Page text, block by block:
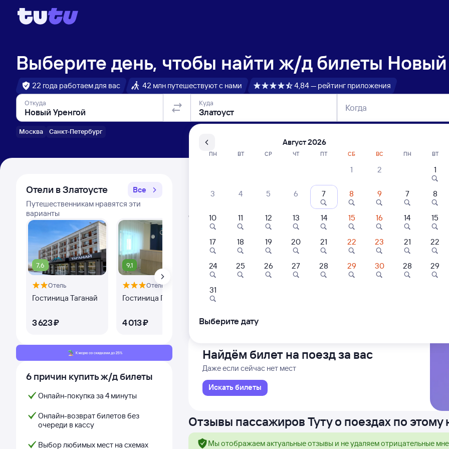
Выберите день, чтобы найти ж/д билеты Новый
22 года работаем для вас 42 млн путешествуют с нами 4,84 — рейтинг приложения
Откуда
Москва Санкт-Петербург
Куда Когда
Отели в Златоусте
Все
Путешественникам нравятся эти
варианты
7,6
Отель
Гостиница Таганай
3 ⁠623 ⁠₽
9,1
Отель
Гостиница Парус
4 ⁠013 ⁠₽
Гостевой дом на
2 ⁠700 ⁠₽
8,8
6 причин купить ж/д билеты
Онлайн-покупка за 4 минуты
Онлайн-возврат билетов без
очереди в кассу
Выбор любимых мест на схемах
Расписание поездов Новый Уренгой —
Расписание поездов Златоуст — Новый Уренгой
Открыта продажа билетов на 4 ноября. Отправление и прибытие по местному
331Й Проходящий
Новый Уренгой
22:15 16:48
Найдём билет на поезд за вас
Даже если сейчас нет мест
Искать билеты
Отзывы пассажиров Туту о поездах по
Мы отображаем актуальные отзывы и не удаляем отрицательные
Август 2026
ПН ВТ СР ЧТ ПТ СБ ВС
1 2
3 4 5 6 7 8 9
10 11 12 13 14 15 16
17 18 19 20 21 22 23
24 25 26 27 28 29 30
31
ПН ВТ
1
7 8
14 15
21 22
28 29
Выберите дату